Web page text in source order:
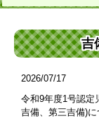
吉
2026/07/17
令和9年度1号認定
吉備、第三吉備)に